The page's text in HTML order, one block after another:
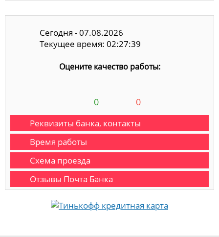
Сегодня - 07.08.2026
Текущее время: 02:27:40
Оцените качество работы:
0 0
Реквизиты банка, контакты
Время работы
Схема проезда
Отзывы Почта Банка